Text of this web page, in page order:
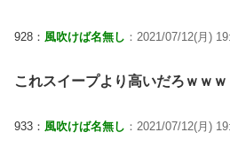
928： 風吹けば名無し ：2021/07/12(月)
これスイープより高いだろｗｗｗ
933： 風吹けば名無し ：2021/07/12(月)